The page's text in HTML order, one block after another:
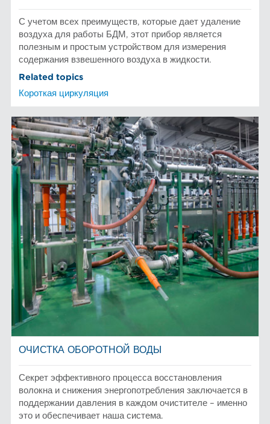
С учетом всех преимуществ, которые дает удаление
воздуха для работы БДМ, этот прибор является
полезным и простым устройством для измерения
содержания взвешенного воздуха в жидкости.
Related topics
Короткая циркуляция
ОЧИСТКА ОБОРОТНОЙ ВОДЫ
Секрет эффективного процесса восстановления
волокна и снижения энергопотребления заключается в
поддержании давления в каждом очистителе – именно
это и обеспечивает наша система.